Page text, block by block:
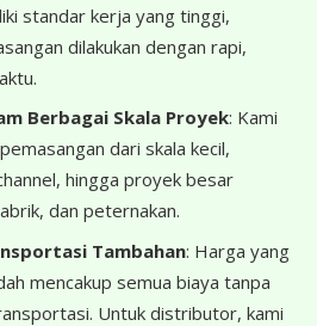
standar kerja yang tinggi,
dilakukan dengan rapi,
Berbagai Skala Proyek: Kami
dari skala kecil,
hingga proyek besar
dan peternakan.
Tambahan: Harga yang
mencakup semua biaya tanpa
Untuk distributor, kami